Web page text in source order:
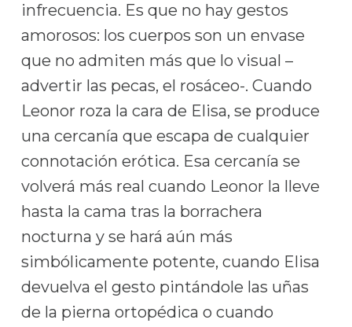
infrecuencia. Es que no hay gestos
amorosos: los cuerpos son un envase
que no admiten más que lo visual –
advertir las pecas, el rosáceo-. Cuando
Leonor roza la cara de Elisa, se produce
una cercanía que escapa de cualquier
connotación erótica. Esa cercanía se
volverá más real cuando Leonor la lleve
hasta la cama tras la borrachera
nocturna y se hará aún más
simbólicamente potente, cuando Elisa
devuelva el gesto pintándole las uñas
de la pierna ortopédica o cuando